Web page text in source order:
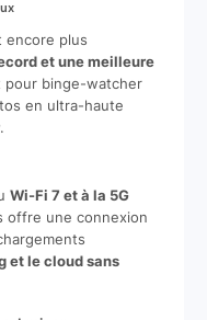
plus
et une meilleure
pour binge-watcher
en ultra-haute
.
Wi-Fi 7 et à la 5G
offre une connexion
et le cloud sans